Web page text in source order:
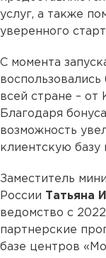
услуг, а также
уверенного
С момента
всей стране – от
Благодаря
возможность
клиентскую базу
Заместитель
России Татьяна
ведомство с
партнерские
базе центров